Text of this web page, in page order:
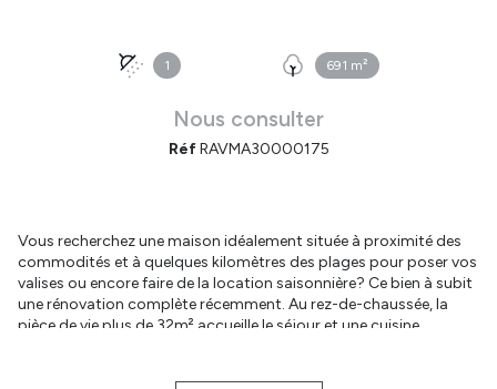
1 691 m²
Nous consulter
RéfRAVMA30000175
Vous recherchez une maison idéalement située à proximité des
commodités et à quelques kilomètres des plages pour poser vos
valises ou encore faire de la location saisonnière? Ce bien à subit
une rénovation complète récemment. Au rez-de-chaussée, la
pièce de vie plus de 32m² accueille le séjour et une cuisine